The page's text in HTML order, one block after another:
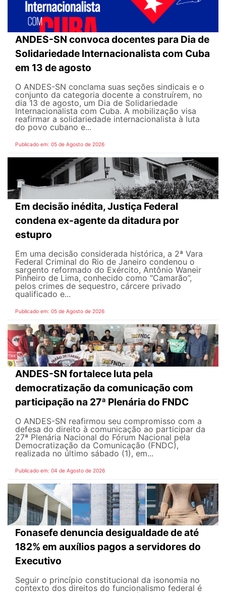
ANDES-SN convoca docentes para Dia de
Solidariedade Internacionalista com Cuba
em 13 de agosto
O ANDES-SN conclama suas seções sindicais e o
conjunto da categoria docente a construírem, no
dia 13 de agosto, um Dia de Solidariedade
Internacionalista com Cuba. A mobilização visa
reafirmar a solidariedade internacionalista à luta
do povo cubano e...
Publicado em: 05 de Agosto de 2026
Em decisão inédita, Justiça Federal
condena ex-agente da ditadura por
estupro
Em uma decisão considerada histórica, a 2ª Vara
Federal Criminal do Rio de Janeiro condenou o
sargento reformado do Exército, Antônio Waneir
Pinheiro de Lima, conhecido como "Camarão”,
pelos crimes de sequestro, cárcere privado
qualificado e...
Publicado em: 05 de Agosto de 2026
ANDES-SN fortalece luta pela
democratização da comunicação com
participação na 27ª Plenária do FNDC
O ANDES-SN reafirmou seu compromisso com a
defesa do direito à comunicação ao participar da
27ª Plenária Nacional do Fórum Nacional pela
Democratização da Comunicação (FNDC),
realizada no último sábado (1), em...
Publicado em: 04 de Agosto de 2026
Fonasefe denuncia desigualdade de até
182% em auxílios pagos a servidores do
Executivo
Seguir o princípio constitucional da isonomia no
contexto dos direitos do funcionalismo federal é